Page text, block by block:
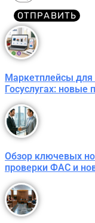
ОТПРАВИТЬ
Маркетплейсы
Госуслугах:
Обзор ключевых
проверки ФАС и